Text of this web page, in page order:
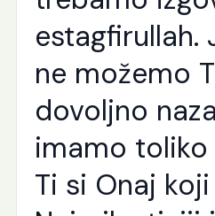
estagfirullah.
ne možemo
dovoljno
imamo toliko
Ti si Onaj